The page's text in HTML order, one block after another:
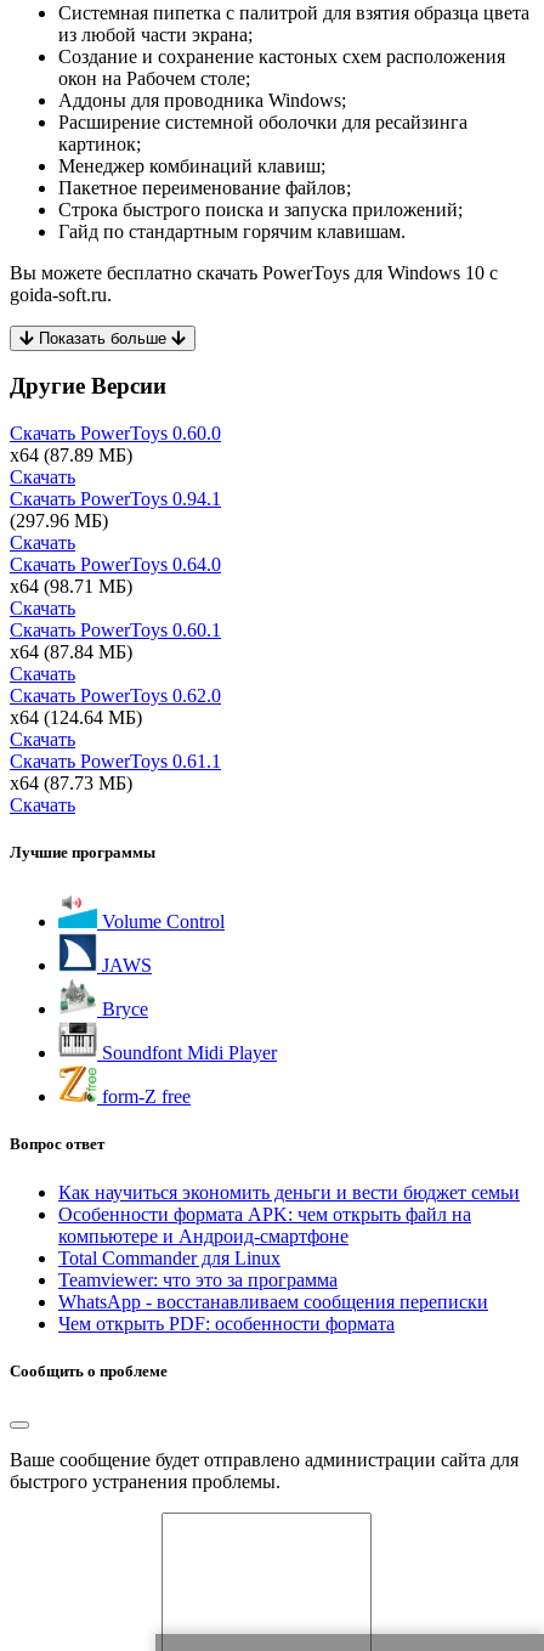
Системная пипетка с палитрой для взятия образца цвета
из любой части экрана;
Создание и сохранение кастоных схем расположения
окон на Рабочем столе;
Аддоны для проводника Windows;
Расширение системной оболочки для ресайзинга
картинок;
Менеджер комбинаций клавиш;
Пакетное переименование файлов;
Строка быстрого поиска и запуска приложений;
Гайд по стандартным горячим клавишам.
Вы можете бесплатно скачать PowerToys для Windows 10 с
goida-soft.ru.
Показать больше
Другие Версии
Скачать PowerToys 0.60.0
x64 (87.89 МБ)
Скачать
Скачать PowerToys 0.94.1
(297.96 МБ)
Скачать
Скачать PowerToys 0.64.0
x64 (98.71 МБ)
Скачать
Скачать PowerToys 0.60.1
x64 (87.84 МБ)
Скачать
Скачать PowerToys 0.62.0
x64 (124.64 МБ)
Скачать
Скачать PowerToys 0.61.1
x64 (87.73 МБ)
Скачать
Лучшие программы
Volume Control
JAWS
Bryce
Soundfont Midi Player
form-Z free
Вопрос ответ
Как научиться экономить деньги и вести бюджет семьи
Особенности формата APK: чем открыть файл на
компьютере и Андроид-смартфоне
Total Commander для Linux
Teamviewer: что это за программа
WhatsApp - восстанавливаем сообщения переписки
Чем открыть PDF: особенности формата
Сообщить о проблеме
Ваше сообщение будет отправлено администрации сайта для
быстрого устранения проблемы.